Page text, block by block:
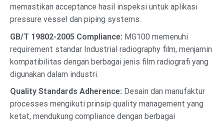
memastikan acceptance hasil inspeksi untuk aplikasi
pressure vessel dan piping systems.
GB/T 19802-2005 Compliance: MG100 memenuhi
requirement standar Industrial radiography film, menjamin
kompatibilitas dengan berbagai jenis film radiografi yang
digunakan dalam industri.
Quality Standards Adherence: Desain dan manufaktur
processes mengikuti prinsip quality management yang
ketat, mendukung compliance dengan berbagai